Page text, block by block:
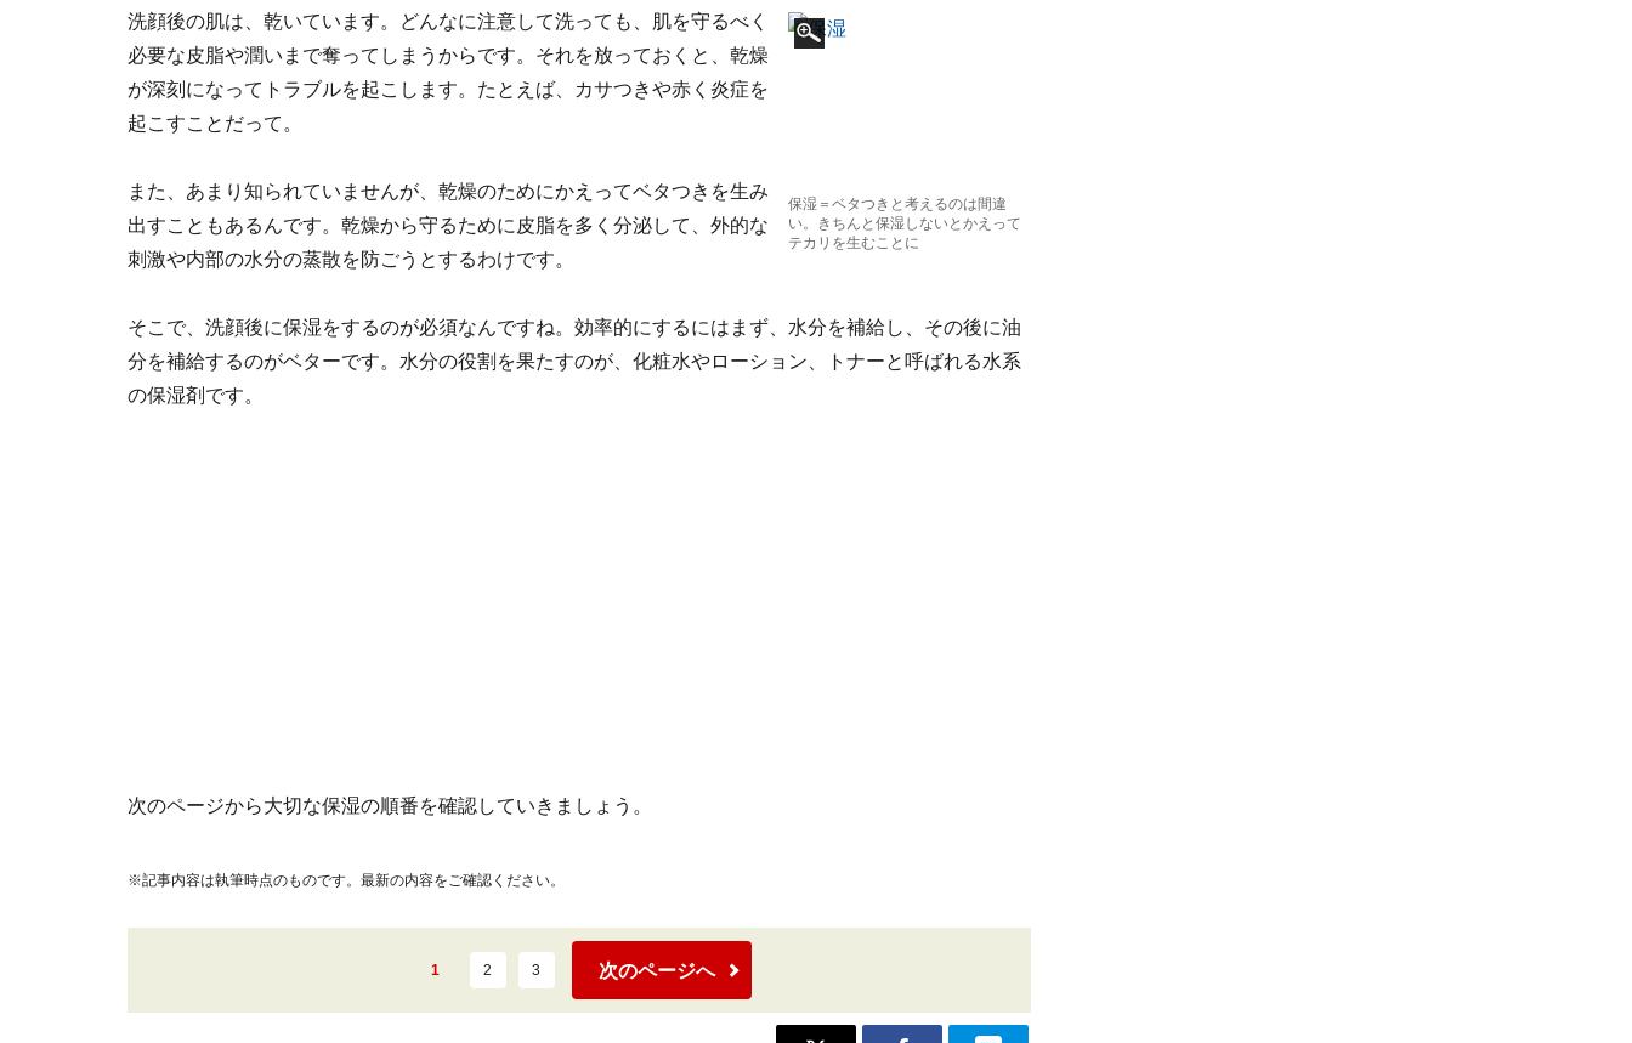
保湿＝ベタつきと考えるのは間違
い。きちんと保湿しないとかえって
テカリを生むことに
洗顔後の肌は、乾いています。どんなに注意して洗っても、肌を守るべく
必要な皮脂や潤いまで奪ってしまうからです。それを放っておくと、乾燥
が深刻になってトラブルを起こします。たとえば、カサつきや赤く炎症を
起こすことだって。
また、あまり知られていませんが、乾燥のためにかえってベタつきを生み
出すこともあるんです。乾燥から守るために皮脂を多く分泌して、外的な
刺激や内部の水分の蒸散を防ごうとするわけです。
そこで、洗顔後に保湿をするのが必須なんですね。効率的にするにはまず、水分を補給し、その後に油
分を補給するのがベターです。水分の役割を果たすのが、化粧水やローション、トナーと呼ばれる水系
の保湿剤です。
次のページから大切な保湿の順番を確認していきましょう。
※記事内容は執筆時点のものです。最新の内容をご確認ください。
1 2 3 次のページへ